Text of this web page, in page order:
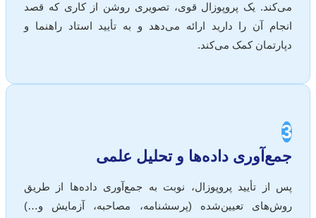
می‌کند. یک پروپوزال قوی، تصویری روشن از کاری که قصد
انجام آن را دارید ارائه می‌دهد و به تأیید استاد راهنما و
دپارتمان کمک می‌کند.
جمع‌آوری داده‌ها و تحلیل علمی
پس از تأیید پروپوزال، نوبت به جمع‌آوری داده‌ها از طریق
روش‌های تعیین‌شده (پرسشنامه، مصاحبه، آزمایش و…)